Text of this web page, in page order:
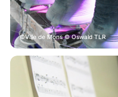
Ville de Mons © Oswald TLR